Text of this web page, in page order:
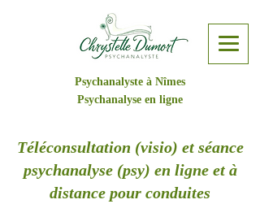
Psychanalyste à Nîmes
Psychanalyse en ligne
Téléconsultation (visio) et séance
psychanalyse (psy) en ligne et à
distance pour conduites